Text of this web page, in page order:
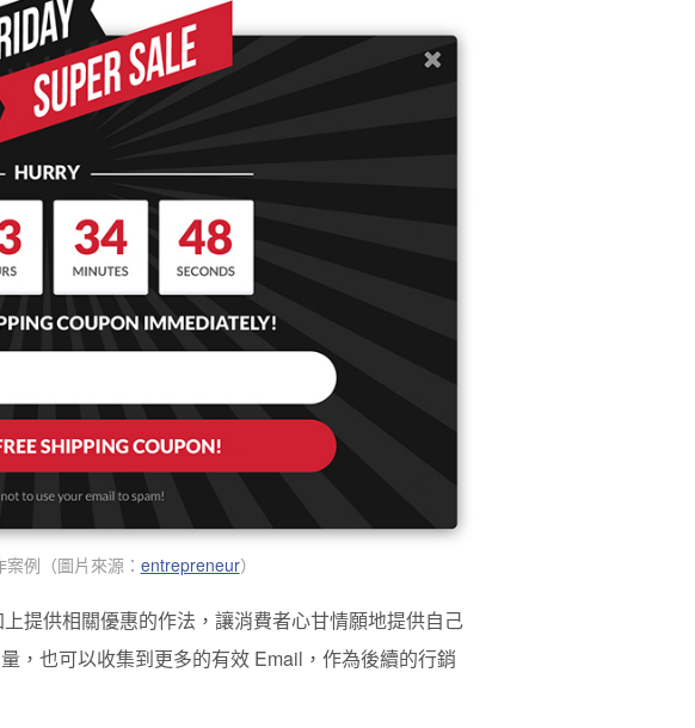
案例（圖片來源： entrepreneur）
提供相關優惠的作法，讓消費者心甘情願地提供自己
，也可以收集到更多的有效 Email，作為後續的行銷